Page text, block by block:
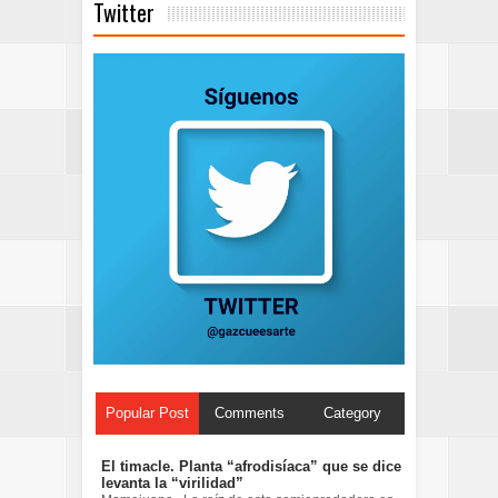
Twitter
Popular Post Comments Category
El timacle. Planta “afrodisíaca” que se dice
levanta la “virilidad”